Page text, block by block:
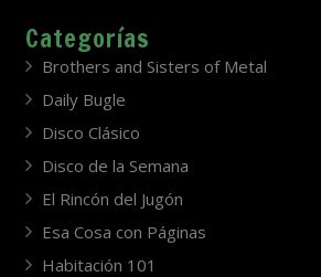
Categorías
Brothers and Sisters of Metal
Daily Bugle
Disco Clásico
Disco de la Semana
El Rincón del Jugón
Esa Cosa con Páginas
Habitación 101